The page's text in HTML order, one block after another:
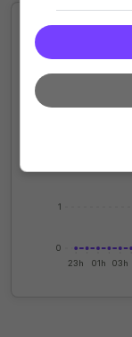
0
1
23h 01h 03h